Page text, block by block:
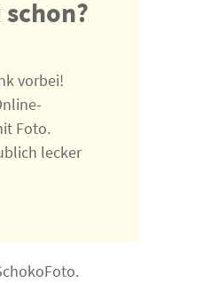
vorbei!
Foto.
lecker